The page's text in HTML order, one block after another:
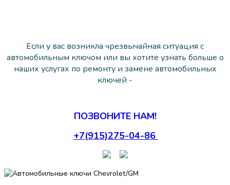
Если у вас возникла чрезвычайная ситуация с
автомобильным ключом или вы хотите узнать больше о
наших услугах по ремонту и замене автомобильных
ключей -
ПОЗВОНИТЕ НАМ!
+7(915)275-04-86